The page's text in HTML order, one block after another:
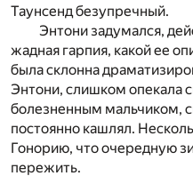
Таунсенд безупречный.
Энтони задумался,
жадная гарпия, какой ее
была склонна
Энтони, слишком опекала
болезненным мальчиком,
постоянно кашлял.
Гонорию, что очередную
пережить.